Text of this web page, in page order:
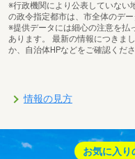
※行政機関により公表していない
の政令指定都市は、市全体のデー
※提供データには細心の注意を払
あります。 最新の情報につきま
か、自治体HPなどをご確認くださ
情報の見方
お気に入り